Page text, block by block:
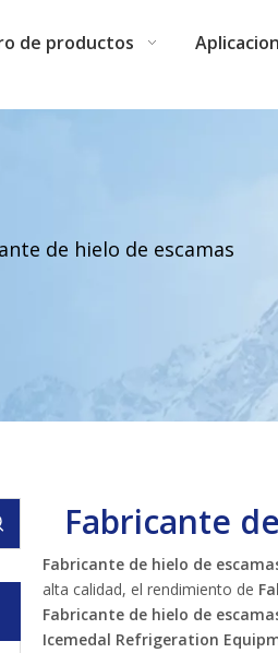
de productos
de hielo de escamas
Fabricante
Fabricante de hielo de
alta calidad, el rendimiento de
Fabricante de hielo de
Icemedal Refrigeration